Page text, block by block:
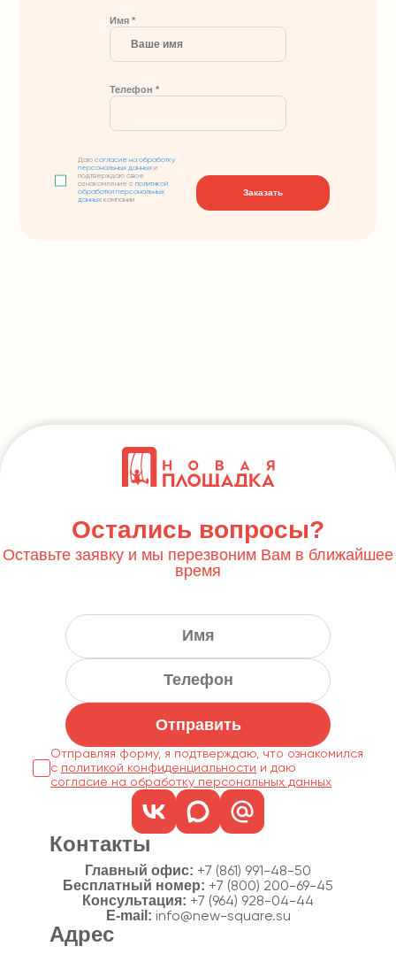
Имя *
Телефон *
Даюсогласие на обработку
персональных данных и
подтверждаю свое
ознакомление сполитикой
обработки персональных
данных компании
Заказать
Остались вопросы?
Оставьте заявку и мы перезвоним Вам в ближайшее
время
Отправить
Отправляя форму, я подтверждаю, что ознакомился
с политикой конфиденциальности
согласие на обработку персональных данных
Контакты
Главный офис: +7 (861) 991-48-50
Бесплатный номер: +7 (800) 200-69-45
Консультация: +7 (964) 928-04-44
E-mail: info@new-square.su
Адрес